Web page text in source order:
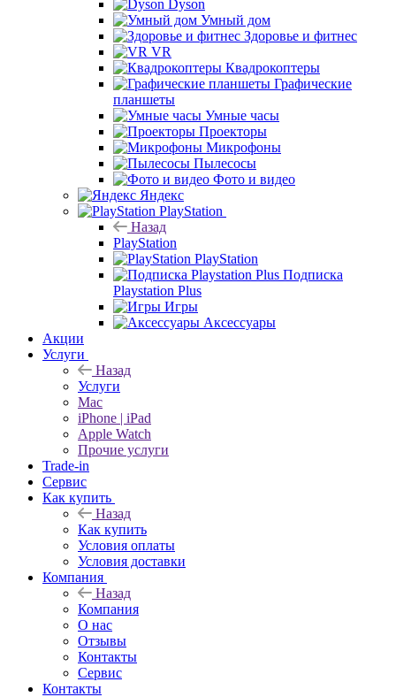
Dyson
Умный дом
Здоровье и фитнес
VR
Квадрокоптеры
Графические
планшеты
Умные часы
Проекторы
Микрофоны
Пылесосы
Фото и видео
Яндекс
PlayStation
Назад
PlayStation
PlayStation
Подписка
Playstation Plus
Игры
Аксессуары
Акции
Услуги
Назад
Услуги
Mac
iPhone | iPad
Apple Watch
Прочие услуги
Trade-in
Сервис
Как купить
Назад
Как купить
Условия оплаты
Условия доставки
Компания
Назад
Компания
О нас
Отзывы
Контакты
Сервис
Контакты